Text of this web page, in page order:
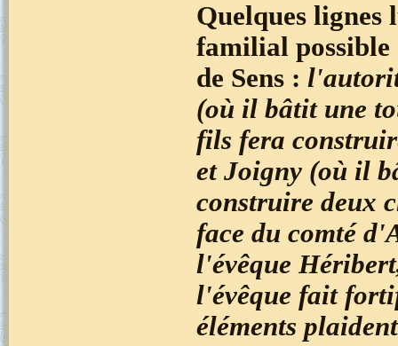
Quelques
familial possible
de Sens :
(où il bâtit une
fils fera
et Joigny (où il
construire deux
face du comté
l'évêque
l'évêque fait
éléments